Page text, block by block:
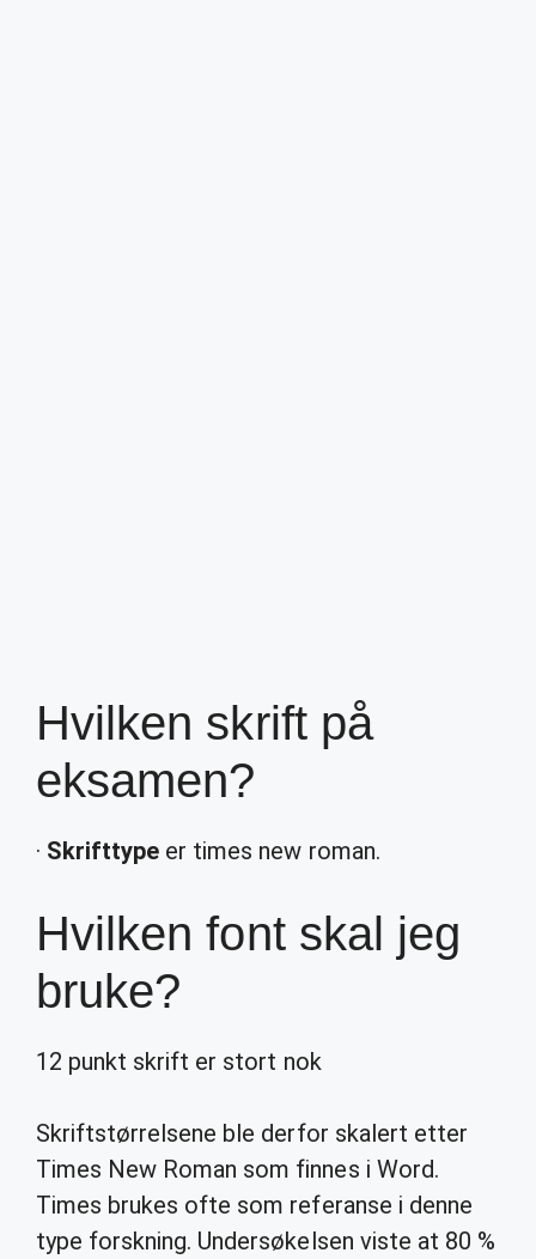
Hvilken skrift på
eksamen?
· Skrifttype er times new roman.
Hvilken font skal jeg
bruke?
12 punkt skrift er stort nok
Skriftstørrelsene ble derfor skalert etter
Times New Roman som finnes i Word.
Times brukes ofte som referanse i denne
type forskning. Undersøkelsen viste at 80 %